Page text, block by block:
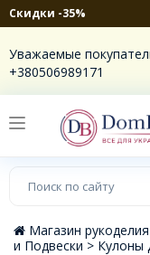
Скидки -35%
Уважаемые
+380506989171
Магазин
и Подвески > Кулоны